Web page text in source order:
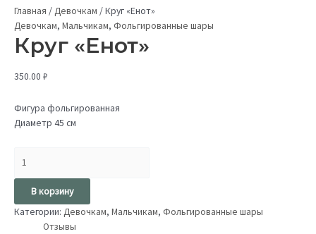
Главная /Девочкам /Круг «Енот»
Девочкам, Мальчикам, Фольгированные шары
Круг «Енот»
350.00 ₽
Фигура фольгированная
Диаметр 45 см
В корзину
Категории: Девочкам, Мальчикам, Фольгированные шары
Отзывы